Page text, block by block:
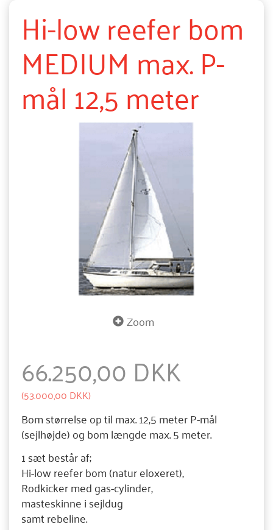
Hi-low reefer bom
MEDIUM max. P-
mål 12,5 meter
Zoom
66.250,00 DKK
(53.000,00 DKK)
Bom størrelse op til max. 12,5 meter P-mål
(sejlhøjde) og bom længde max. 5 meter.
1 sæt består af;
Hi-low reefer bom (natur eloxeret),
Rodkicker med gas-cylinder,
masteskinne i sejldug
samt rebeline.